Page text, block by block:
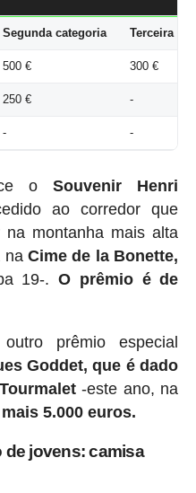
Segunda categoria Terceira
500 € 300 €
250 € -
- -
oSouvenir Henri
ao corredor que
montanha mais alta
naCime de la Bonette,
19-.O prêmio é de
prêmio especial
Goddet, que é dado
-este ano, na
5.000 euros.
de jovens: camisa